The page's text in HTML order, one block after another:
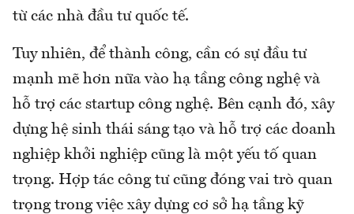
từ các nhà đầu tư quốc tế.
Tuy nhiên, để thành công, cần có sự đầu tư
mạnh mẽ hơn nữa vào hạ tầng công nghệ và
hỗ trợ các startup công nghệ. Bên cạnh đó, xây
dựng hệ sinh thái sáng tạo và hỗ trợ các doanh
nghiệp khởi nghiệp cũng là một yếu tố quan
trọng. Hợp tác công tư cũng đóng vai trò quan
trọng trong việc xây dựng cơ sở hạ tầng kỹ